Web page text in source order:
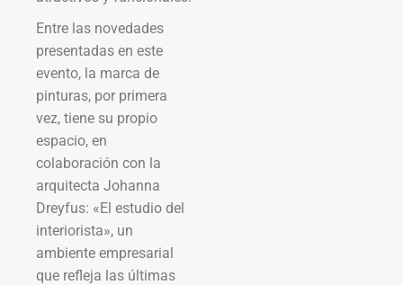
Entre las novedades
presentadas en este
evento, la marca de
pinturas, por primera
vez, tiene su propio
espacio, en
colaboración con la
arquitecta Johanna
Dreyfus: «El estudio del
interiorista», un
ambiente empresarial
que refleja las últimas